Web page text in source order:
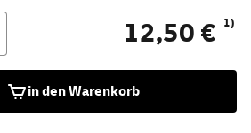
12,50 € 1)
in den Warenkorb